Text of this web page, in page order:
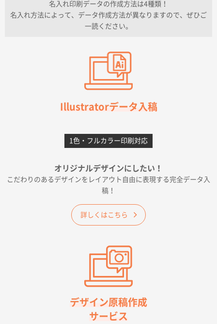
上記のとおりです。
柳さんの対応が素晴らしかった。
フレキソレジ袋 Uバッグ 35号
5000枚
2026年06月28日 15:14
千葉県A社様
2026年06月19日 09:41
価格 大丈夫そうな会社に見えた
大阪府のお客様
A4フルカラークリアファイル1000枚
【ポリ】特別ご注文ページ1000枚
2026年06月08日 17:38
対応の速さ、丁寧さ、提案など
名入れ印刷データの作成方法は4種類！
名入れ方法によって、データ作成方法が異なりますので、ぜひご
一読ください。
Illustratorデータ入稿
1色・フルカラー印刷対応
オリジナルデザインにしたい！
こだわりのあるデザインをレイアウト自由に表現する完全データ入
稿！
詳しくはこちら
デザイン原稿作成
サービス